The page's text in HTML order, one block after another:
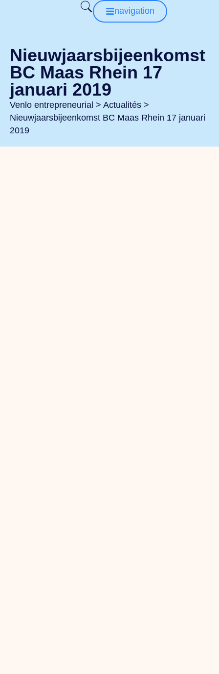
navigation
Nieuwjaarsbijeenkomst
BC Maas Rhein 17
januari 2019
Venlo entrepreneurial > Actualités >
Nieuwjaarsbijeenkomst BC Maas Rhein 17 januari
2019